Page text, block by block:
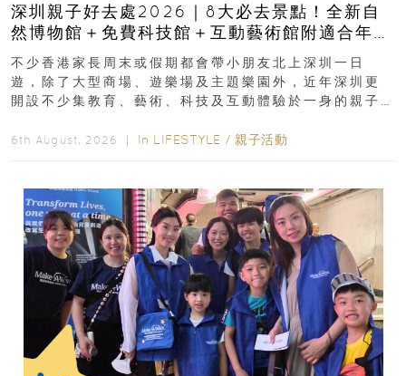
深圳親子好去處2026｜8大必去景點！全新自
然博物館＋免費科技館＋互動藝術館附適合年
齡、交通、門票、開放時間
不少香港家長周末或假期都會帶小朋友北上深圳一日
遊，除了大型商場、遊樂場及主題樂園外，近年深圳更
開設不少集教育、藝術、科技及互動體驗於一身的親子
6th August, 2026 ｜ In LIFESTYLE / 親子活動